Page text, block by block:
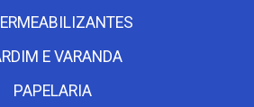
E VARANDA
PAPELARIA